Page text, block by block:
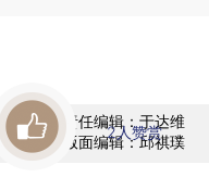
责任编辑：于达维
版面编辑：邱祺璞
2人赞赏